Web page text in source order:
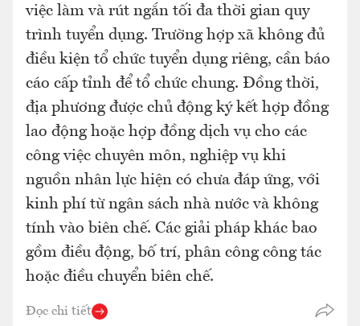
việc làm và rút ngắn tối đa thời gian quy
trình tuyển dụng. Trường hợp xã không đủ
điều kiện tổ chức tuyển dụng riêng, cần báo
cáo cấp tỉnh để tổ chức chung. Đồng thời,
địa phương được chủ động ký kết hợp đồng
lao động hoặc hợp đồng dịch vụ cho các
công việc chuyên môn, nghiệp vụ khi
nguồn nhân lực hiện có chưa đáp ứng, với
kinh phí từ ngân sách nhà nước và không
tính vào biên chế. Các giải pháp khác bao
gồm điều động, bố trí, phân công công tác
hoặc điều chuyển biên chế.
Đọc chi tiết